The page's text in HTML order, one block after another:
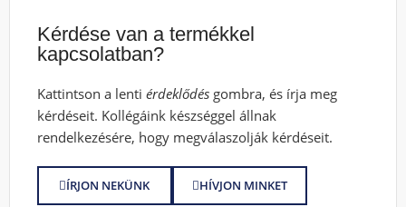
Kérdése van a termékkel
kapcsolatban?
Kattintson a lentiérdeklődés gombra, és írja meg
kérdéseit. Kollégáink készséggel állnak
rendelkezésére, hogy megválaszolják kérdéseit.
ÍRJON NEKÜNK HÍVJON MINKET